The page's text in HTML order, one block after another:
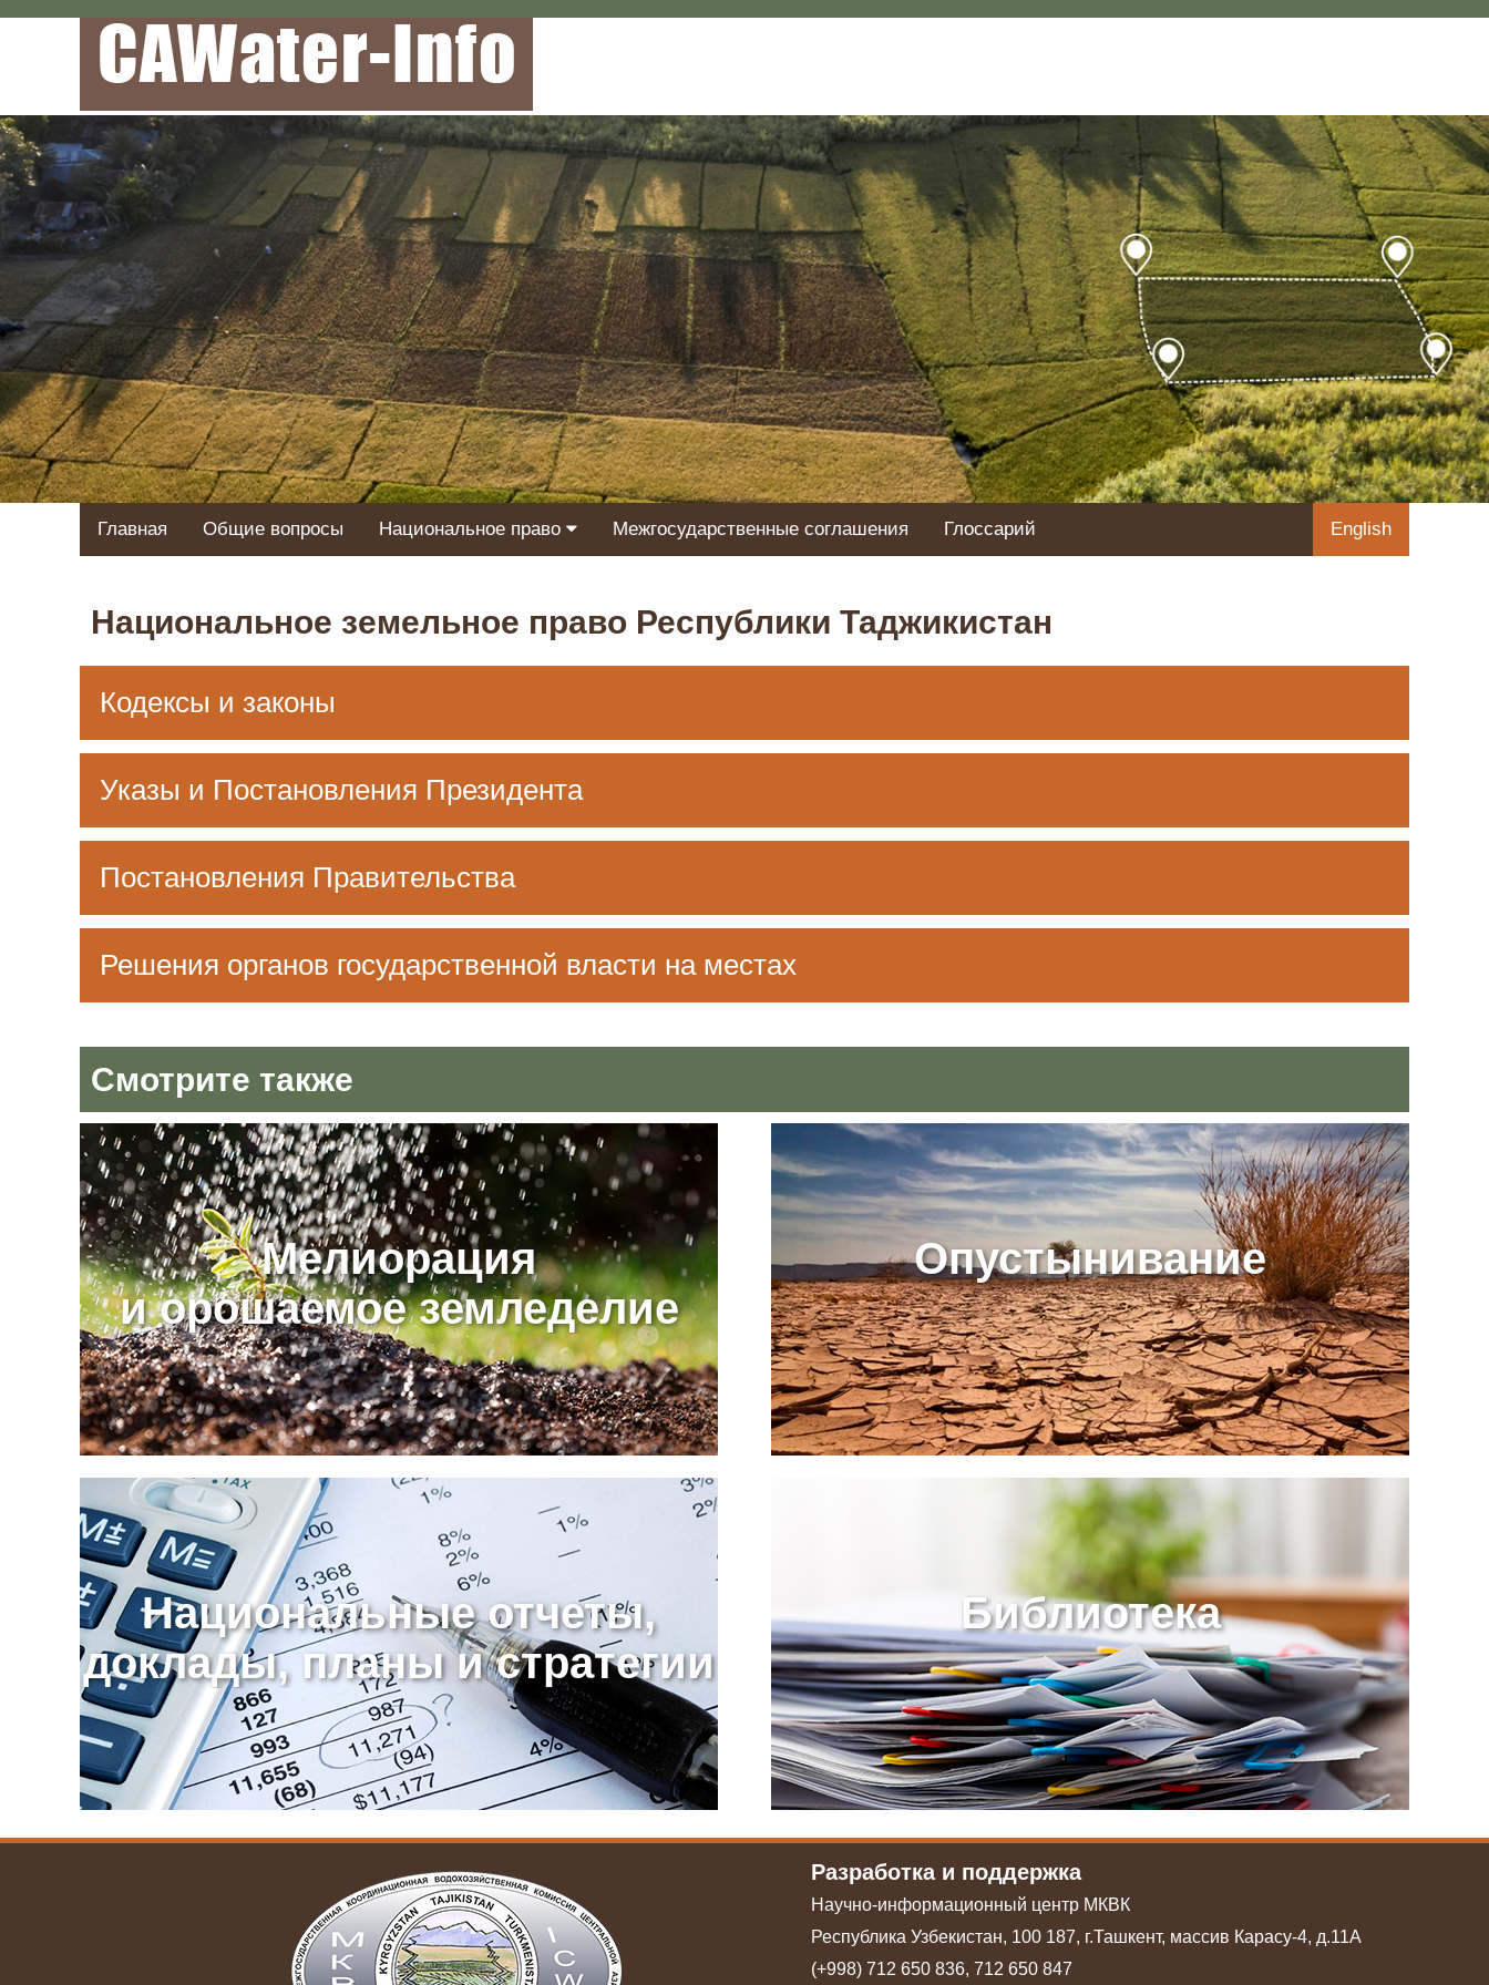
Главная Общие вопросы Национальное право Межгосударственные соглашения Глоссарий English
Национальное земельное право Республики Таджикистан
Кодексы и законы
Указы и Постановления Президента
Постановления Правительства
Решения органов государственной власти на местах
Смотрите также
Мелиорация
и орошаемое земледелие
Опустынивание
Национальные отчеты,
доклады, планы и стратегии
Библиотека
Разработка и поддержка
Научно-информационный центр МКВК
Республика Узбекистан, 100 187, г.Ташкент, массив Карасу-4, д.11А
(+998) 712 650 836, 712 650 847